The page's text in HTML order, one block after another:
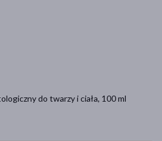
do twarzy i ciała, 100 ml